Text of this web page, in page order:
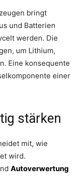
bringt
und Batterien
werden. Die
um Lithium,
Eine konsequente
einer
stärken
mit, wie
wird.
Autoverwertung